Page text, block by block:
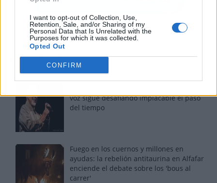
I want to opt-out of Collection, Use,
Retention, Sale, and/or Sharing of my
Personal Data that Is Unrelated with the
Purposes for which it was collected.
Opted Out
CONFIRM
Los más vistos
voz sigue desafiando implacable el paso
del tiempo
Fuego en los cuernos y millones en
ayudas: la rebelión antitaurina en Alfafar
enciende el debate sobre los 'bous al
carrer'